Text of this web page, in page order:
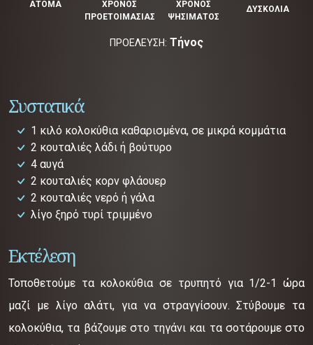
ΑΤΟΜΑ
ΧΡΟΝΟΣ
ΠΡΟΕΤΟΙΜΑΣΙΑΣ
ΧΡΟΝΟΣ
ΨΗΣΙΜΑΤΟΣ
ΔΥΣΚΟΛΙΑ
ΠΡΟΕΛΕΥΣΗ: Τήνος
Συστατικά
1 κιλό κολοκύθια καθαρισμένα, σε μικρά κομμάτια
2 κουταλιές λάδι ή βούτυρο
4 αυγά
2 κουταλιές κορν φλάουερ
2 κουταλιές νερό ή γάλα
λίγο ξηρό τυρί τριμμένο
Εκτέλεση
Τοποθετούμε τα κολοκύθια σε τρυπητό για 1/2-1 ώρα
μαζί με λίγο αλάτι, για να στραγγίσουν. Στύβουμε τα
κολοκύθια, τα βάζουμε στο τηγάνι και τα σοτάρουμε στο